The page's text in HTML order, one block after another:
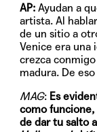
AP: Ayudan a
artista. Al
de un sitio a
Venice era una
crezca
madura. De
MAG: Es
como funcione,
de dar tu salto